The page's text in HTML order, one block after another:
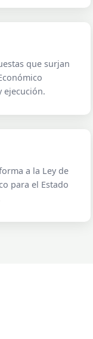
que surjan
ejecución.
a la Ley de
para el Estado